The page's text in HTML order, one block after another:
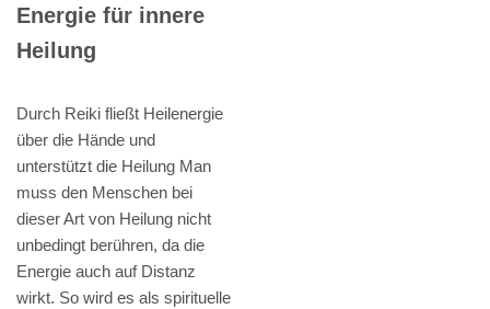
Energie für innere
Heilung
Durch Reiki fließt Heilenergie
über die Hände und
unterstützt die Heilung Man
muss den Menschen bei
dieser Art von Heilung nicht
unbedingt berühren, da die
Energie auch auf Distanz
wirkt. So wird es als spirituelle